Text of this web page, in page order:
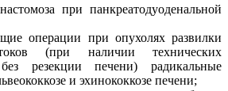
при панкреатодуоденальной
операции при опухолях развилки
(при наличии технических
резекции печени) радикальные
и эхинококкозе печени;